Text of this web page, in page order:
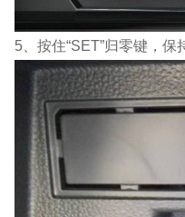
5、按住“SET”归零键，保